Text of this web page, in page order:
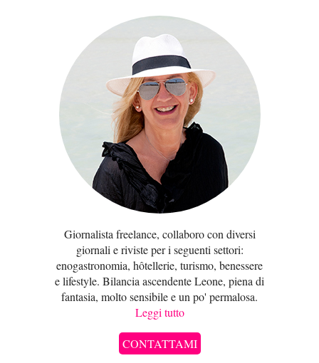
Giornalista freelance, collaboro con diversi
giornali e riviste per i seguenti settori:
enogastronomia, hôtellerie, turismo, benessere
e lifestyle. Bilancia ascendente Leone, piena di
fantasia, molto sensibile e un po' permalosa.
Leggi tutto
CONTATTAMI